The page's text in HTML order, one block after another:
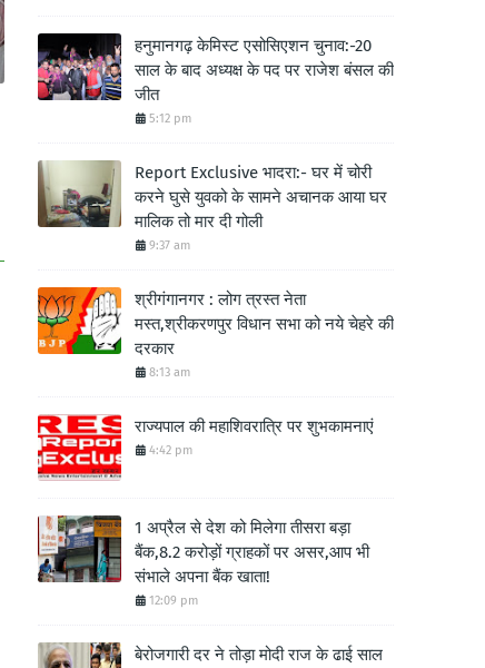
हनुमानगढ़ केमिस्ट एसोसिएशन चुनाव:-20
साल के बाद अध्यक्ष के पद पर राजेश बंसल की
जीत
5:12 pm
Report Exclusive भादरा:- घर में चोरी
करने घुसे युवको के सामने अचानक आया घर
मालिक तो मार दी गोली
9:37 am
श्रीगंगानगर : लोग त्रस्त नेता
मस्त,श्रीकरणपुर विधान सभा को नये चेहरे की
दरकार
8:13 am
राज्यपाल की महाशिवरात्रि पर शुभकामनाएं
4:42 pm
1 अप्रैल से देश को मिलेगा तीसरा बड़ा
बैंक,8.2 करोड़ों ग्राहकों पर असर,आप भी
संभाले अपना बैंक खाता!
12:09 pm
बेरोजगारी दर ने तोड़ा मोदी राज के ढाई साल